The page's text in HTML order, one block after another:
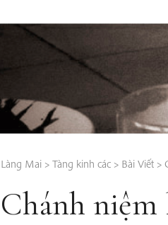
Làng Mai> Tàng kinh các> Bài Viết>
Chánh niệm